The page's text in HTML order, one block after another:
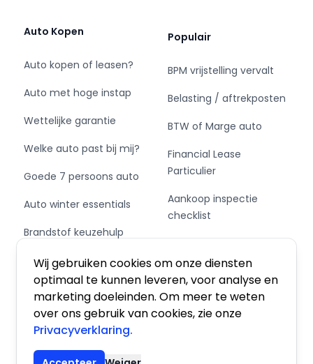
Wij gebruiken cookies om onze diensten
optimaal te kunnen leveren, voor analyse en
marketing doeleinden. Om meer te weten
over ons gebruik van cookies, zie onze
Privacyverklaring.
Auto Kopen
Auto kopen of leasen?
Auto met hoge instap
Wettelijke garantie
Welke auto past bij mij?
Goede 7 persoons auto
Auto winter essentials
Brandstof keuzehulp
Schakel of automaat?
Populair
BPM vrijstelling vervalt
Belasting / aftrekposten
BTW of Marge auto
Financial Lease
Particulier
Aankoop inspectie
checklist
Private Leasen,
Financieren of Kopen?